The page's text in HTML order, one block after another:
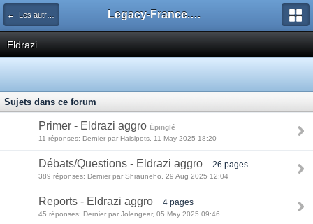
← Les autres decks du Legacy Legacy-France.org - Forum
Eldrazi
Sujets dans ce forum
Primer - Eldrazi aggro Épinglé
11 réponses: Dernier par Haislpots, 11 May 2025 18:20
Débats/Questions - Eldrazi aggro 26 pages
389 réponses: Dernier par Shrauneho, 29 Aug 2025 12:04
Reports - Eldrazi aggro 4 pages
45 réponses: Dernier par Jolengear, 05 May 2025 09:46